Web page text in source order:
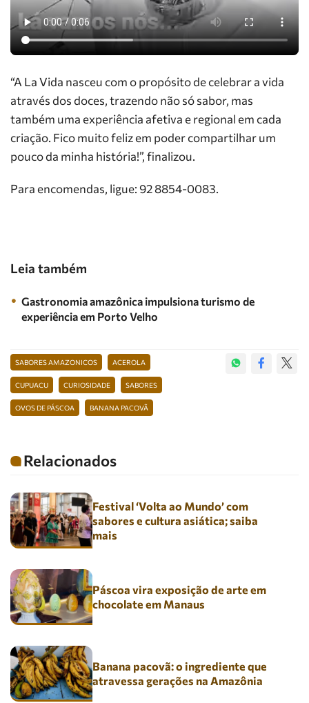
“A La Vida nasceu com o propósito de celebrar a vida
através dos doces, trazendo não só sabor, mas
também uma experiência afetiva e regional em cada
criação. Fico muito feliz em poder compartilhar um
pouco da minha história!”, finalizou.
Para encomendas, ligue: 92 8854-0083.
Leia também
Gastronomia amazônica impulsiona turismo de
experiência em Porto Velho
SABORES AMAZONICOS ACEROLA
CUPUACU CURIOSIDADE SABORES
OVOS DE PÁSCOA BANANA PACOVÃ
Relacionados
Festival ‘Volta ao Mundo’ com
sabores e cultura asiática; saiba
mais
Páscoa vira exposição de arte em
chocolate em Manaus
Banana pacovã: o ingrediente que
atravessa gerações na Amazônia